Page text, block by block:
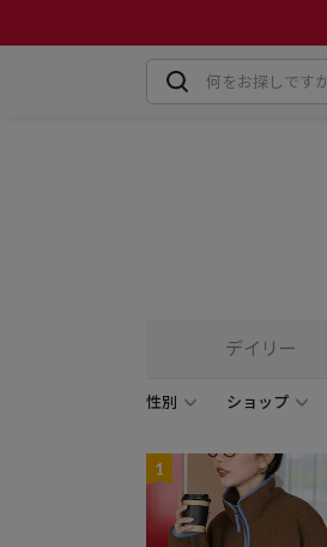
デイリー
性別 ショップ
1